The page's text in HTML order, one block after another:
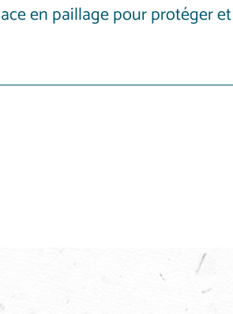
en paillage pour protéger